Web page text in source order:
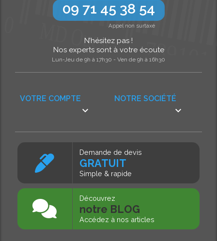
NOTRE SOCIÉTÉ

VOTRE COMPTE

09 71 45 38 54
Appel non surtaxé
N’hésitez pas !
Nos experts sont à votre écoute
Lun-Jeu de 9h à 17h30 - Ven de 9h à 16h30
Demande de devis
GRATUIT
Simple & rapide
Découvrez
notre BLOG
Accédez à nos articles